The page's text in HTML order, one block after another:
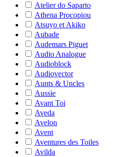
Atelier do Saparto
Athena Procopiou
Atsuyo et Akiko
Aubade
Audemars Piguet
Audio Analogue
Audioblock
Audiovector
Aunts & Uncles
Aussie
Avant Toi
Aveda
Avelon
Avent
Aventures des Toiles
Avilda